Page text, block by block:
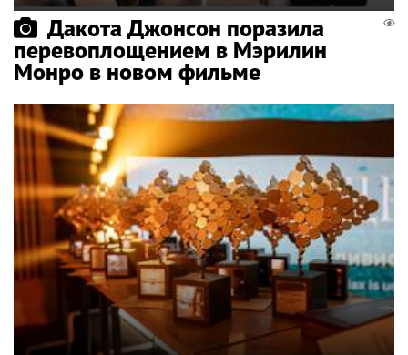
Дакота Джонсон поразила
перевоплощением в Мэрилин
Монро в новом фильме